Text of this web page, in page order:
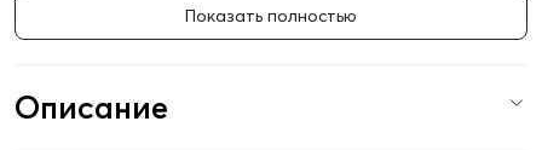
Показать полностью
Описание